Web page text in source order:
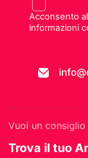
Acconsento
informazioni
Vuoi un
Trova il tuo